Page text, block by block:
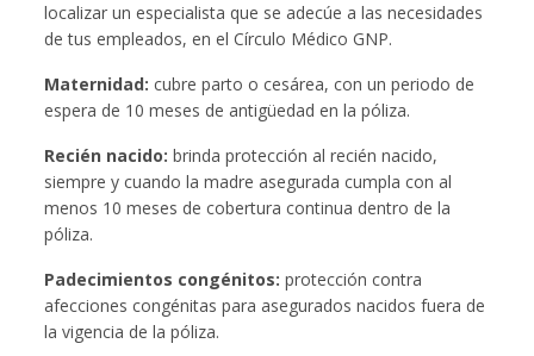
localizar un especialista que se adecúe a las necesidades
de tus empleados, en el Círculo Médico GNP.
Maternidad: cubre parto o cesárea, con un periodo de
espera de 10 meses de antigüedad en la póliza.
Recién nacido: brinda protección al recién nacido,
siempre y cuando la madre asegurada cumpla con al
menos 10 meses de cobertura continua dentro de la
póliza.
Padecimientos congénitos: protección contra
afecciones congénitas para asegurados nacidos fuera de
la vigencia de la póliza.